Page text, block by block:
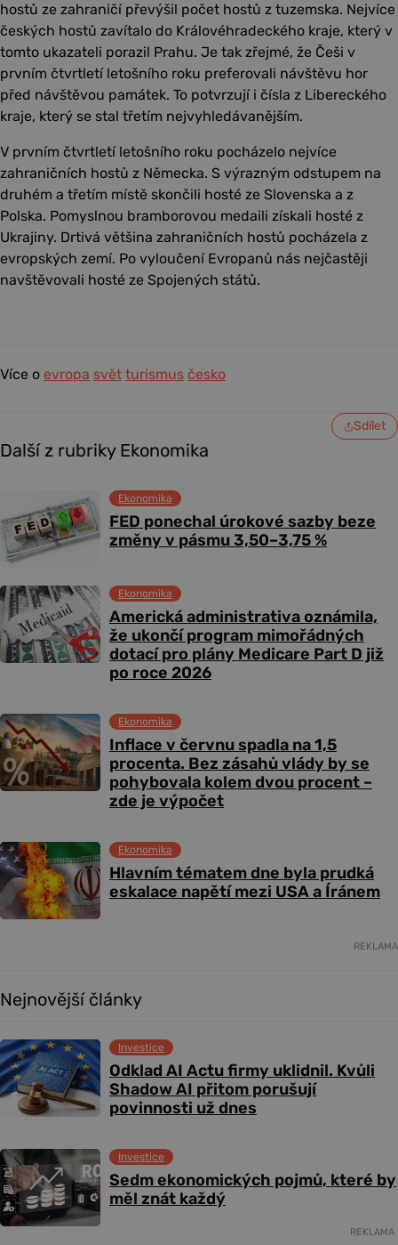
hostů ze zahraničí převýšil počet hostů z tuzemska. Nejvíce
českých hostů zavítalo do Královéhradeckého kraje, který v
tomto ukazateli porazil Prahu. Je tak zřejmé, že Češi v
prvním čtvrtletí letošního roku preferovali návštěvu hor
před návštěvou památek. To potvrzují i čísla z Libereckého
kraje, který se stal třetím nejvyhledávanějším.
V prvním čtvrtletí letošního roku pocházelo nejvíce
zahraničních hostů z Německa. S výrazným odstupem na
druhém a třetím místě skončili hosté ze Slovenska a z
Polska. Pomyslnou bramborovou medaili získali hosté z
Ukrajiny. Drtivá většina zahraničních hostů pocházela z
evropských zemí. Po vyloučení Evropanů nás nejčastěji
navštěvovali hosté ze Spojených států.
Více o evropa svět turismus česko
Sdílet
Další z rubriky Ekonomika
FED ponechal úrokové sazby beze
změny v pásmu 3,50–3,75 %
Ekonomika
Americká administrativa oznámila,
že ukončí program mimořádných
dotací pro plány Medicare Part D již
po roce 2026
Ekonomika
Inflace v červnu spadla na 1,5
procenta. Bez zásahů vlády by se
pohybovala kolem dvou procent –
zde je výpočet
Ekonomika
Hlavním tématem dne byla prudká
eskalace napětí mezi USA a Íránem
Ekonomika
REKLAMA
Nejnovější články
Odklad AI Actu firmy uklidnil. Kvůli
Shadow AI přitom porušují
povinnosti už dnes
Investice
Sedm ekonomických pojmů, které by
měl znát každý
Investice
REKLAMA